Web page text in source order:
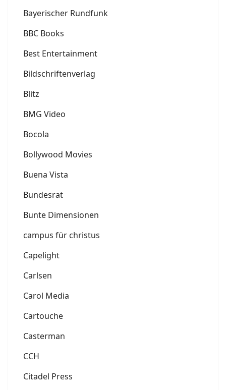
Bayerischer Rundfunk
BBC Books
Best Entertainment
Bildschriftenverlag
Blitz
BMG Video
Bocola
Bollywood Movies
Buena Vista
Bundesrat
Bunte Dimensionen
campus für christus
Capelight
Carlsen
Carol Media
Cartouche
Casterman
CCH
Citadel Press